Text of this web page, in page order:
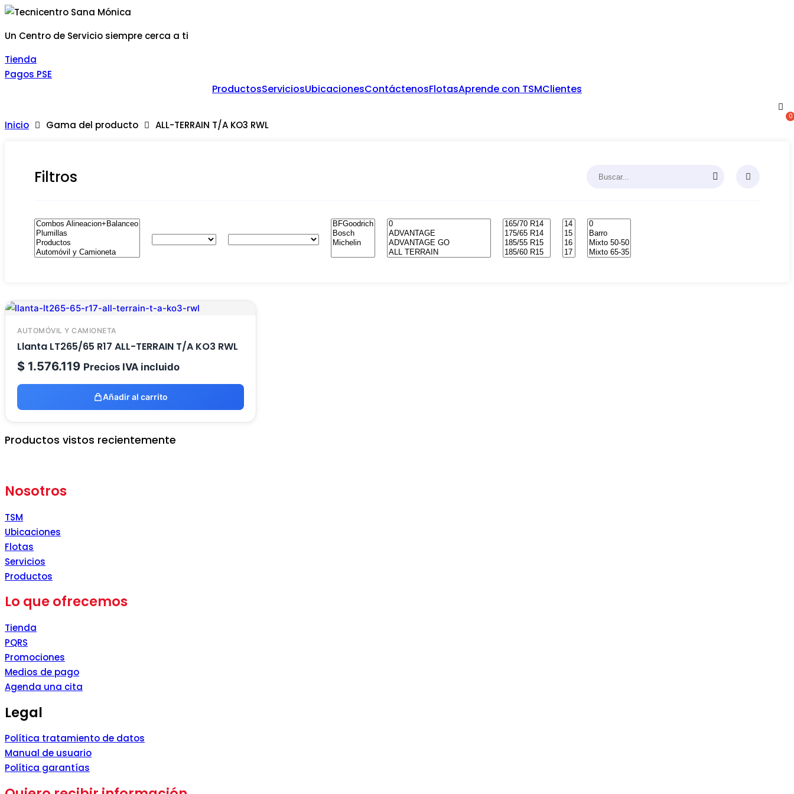
Un Centro de Servicio siempre cerca a ti
Tienda
Pagos PSE
ProductosServiciosUbicacionesContáctenosFlotasAprende con TSMClientes
0
Inicio Gama del producto ALL-TERRAIN T/A KO3 RWL
Filtros
AUTOMÓVIL Y CAMIONETA
Llanta LT265/65 R17 ALL-TERRAIN T/A KO3 RWL
$ 1.576.119 Precios IVA incluido
Añadir al carrito
Productos vistos recientemente
Nosotros
TSM
Ubicaciones
Flotas
Servicios
Productos
Lo que ofrecemos
Tienda
PQRS
Promociones
Medios de pago
Agenda una cita
Legal
Política tratamiento de datos
Manual de usuario
Política garantías